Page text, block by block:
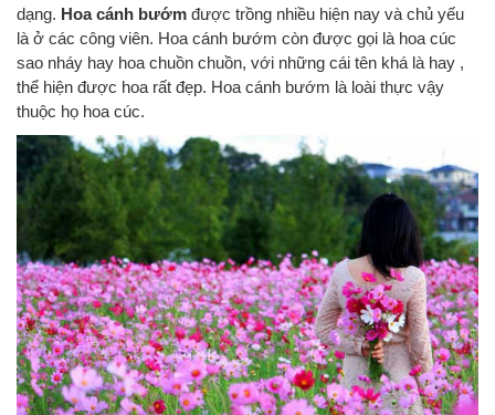
dạng. Hoa cánh bướm được trồng nhiều hiện nay và chủ yếu
là ở các công viên. Hoa cánh bướm còn được gọi là hoa cúc
sao nháy hay hoa chuồn chuồn, với những cái tên khá là hay ,
thể hiện được hoa rất đẹp. Hoa cánh bướm là loài thực vậy
thuộc họ hoa cúc.